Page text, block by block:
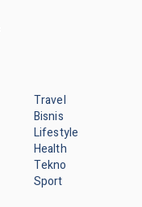
Travel
Bisnis
Lifestyle
Health
Tekno
Sport